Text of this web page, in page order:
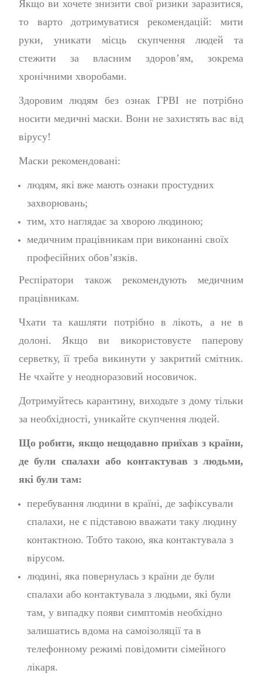
Якщо ви хочете знизити свої ризики заразитися,
то варто дотримуватися рекомендацій: мити
руки, уникати місць скупчення людей та
стежити за власним здоров’ям, зокрема
хронічними хворобами.
Здоровим людям без ознак ГРВІ не потрібно
носити медичні маски. Вони не захистять вас від
вірусу!
Маски рекомендовані:
людям, які вже мають ознаки простудних
захворювань;
тим, хто наглядає за хворою людиною;
медичним працівникам при виконанні своїх
професійних обов’язків.
Респіратори також рекомендують медичним
працівникам.
Чхати та кашляти потрібно в лікоть, а не в
долоні. Якщо ви використовуєте паперову
серветку, її треба викинути у закритий смітник.
Не чхайте у неодноразовий носовичок.
Дотримуйтесь карантину, виходьте з дому тільки
за необхідності, уникайте скупчення людей.
Що робити, якщо нещодавно приїхав з країни,
де були спалахи або контактував з людьми,
які були там:
перебування людини в країні, де зафіксували
спалахи, не є підставою вважати таку людину
контактною. Тобто такою, яка контактувала з
вірусом.
людині, яка повернулась з країни де були
спалахи або контактувала з людьми, які були
там, у випадку появи симптомів необхідно
залишатись вдома на самоізоляції та в
телефонному режимі повідомити сімейного
лікаря.